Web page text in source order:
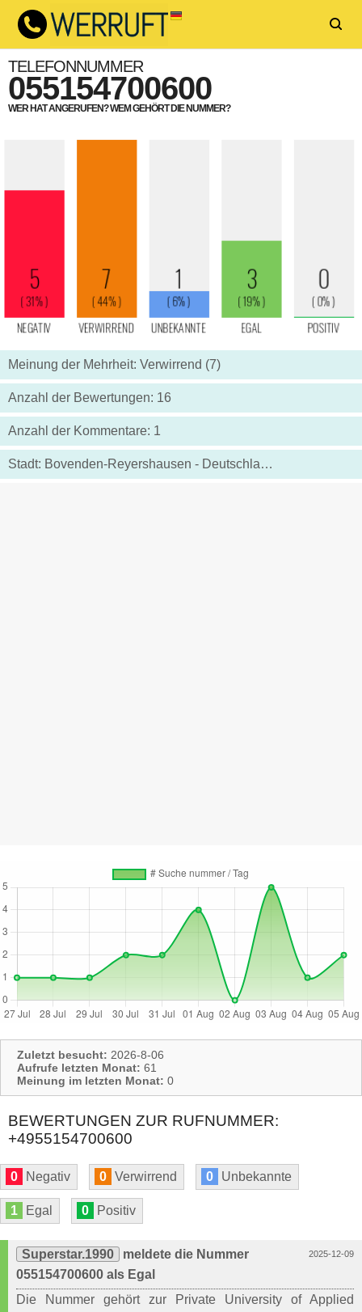
TELEFONNUMMER
055154700600
WER HAT ANGERUFEN? WEM GEHÖRT DIE NUMMER?
Meinung der Mehrheit: Verwirrend (7)
Anzahl der Bewertungen: 16
Anzahl der Kommentare: 1
Stadt: Bovenden-Reyershausen - Deutschland
Zuletzt besucht: 2026-8-06
Aufrufe letzten Monat: 61
Meinung im letzten Monat: 0
BEWERTUNGEN ZUR RUFNUMMER:
+4955154700600
0 Negativ 0 Verwirrend 0 Unbekannte
1 Egal 0 Positiv
2025-12-09
Superstar.1990
meldete die Nummer
055154700600 als Egal
Die Nummer gehört zur Private University of Applied